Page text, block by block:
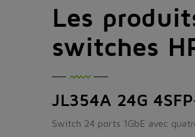
Les
switches
JL354A 24G
Switch 24 ports 1GbE avec